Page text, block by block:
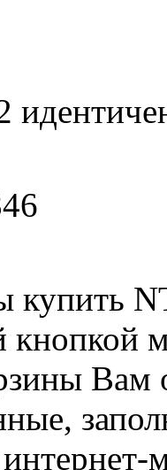
купить
Вам